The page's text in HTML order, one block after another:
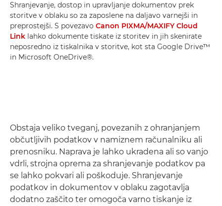
Shranjevanje, dostop in upravljanje dokumentov prek
storitve v oblaku so za zaposlene na daljavo varnejši in
preprostejši. S povezavo Canon PIXMA/MAXIFY Cloud
Link lahko dokumente tiskate iz storitev in jih skenirate
neposredno iz tiskalnika v storitve, kot sta Google Drive™
in Microsoft OneDrive®.
Obstaja veliko tveganj, povezanih z ohranjanjem
občutljivih podatkov v namiznem računalniku ali
prenosniku. Naprava je lahko ukradena ali so vanjo
vdrli, strojna oprema za shranjevanje podatkov pa
se lahko pokvari ali poškoduje. Shranjevanje
podatkov in dokumentov v oblaku zagotavlja
dodatno zaščito ter omogoča varno tiskanje iz